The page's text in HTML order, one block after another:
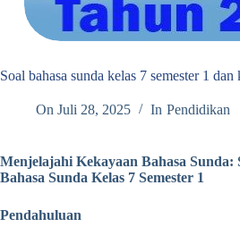
Soal bahasa sunda kelas 7 semester 1
On Juli 28, 2025 In Pendidikan
Menjelajahi Kekayaan Bahasa Sunda:
Bahasa Sunda Kelas 7 Semester 1
Pendahuluan